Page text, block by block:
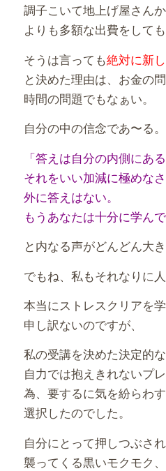
調子こいて地上げ屋さん
よりも多額な出費をしても
そうは言っても絶対に新
と決めた理由は、お金の
時間の問題でもなぁい。
自分の中の信念であ〜る。
「答えは自分の内側にある
それをいい加減に極めなさ
外に答えはない。
もうあなたは十分に学ん
と内なる声がどんどん大
でもね、私もそれなりに人
本当にストレスクリアを
申し訳ないのですが、
私の受講を決めた決定的な
自力では抱えきれないプ
為、要するに気を紛らわ
選択したのでした。
自分にとって押しつぶさ
襲ってくる黒いモクモク、